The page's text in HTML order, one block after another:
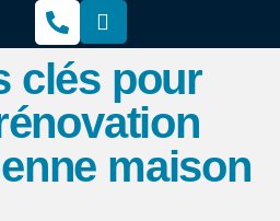
clés pour
maison